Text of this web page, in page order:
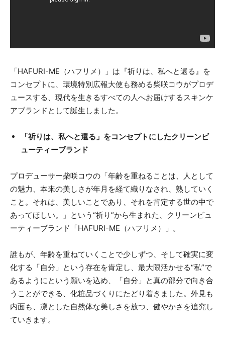
「HAFURI-ME（ハフリメ）」は『祈りは、私へと還る』を
コンセプトに、環境特別広報大使も務める柴咲コウがプロデ
ュースする、現代を生きるすべての人へお届けするスキンケ
アブランドとして誕生しました。
「祈りは、私へと還る」をコンセプトにしたクリーンビ
ューティーブランド
プロデューサー柴咲コウの「年齢を重ねることは、人として
の魅力、本来の美しさが年月を経て織りなされ、熟していく
こと。それは、美しいことであり、それを肯定する世の中で
あってほしい。」という“祈り”から生まれた、クリーンビュ
ーティーブランド「HAFURI-ME（ハフリメ）」。
誰もが、年齢を重ねていくことで少しずつ、そして確実に変
化する「自分」という存在を肯定し、最大限活かせる“私”で
あるようにという願いを込め、「自分」と真の部分で向き合
うことができる、化粧品づくりにたどり着きました。外見も
内面も、凛とした自然体な美しさを放つ、健やかさを追究し
ていきます。